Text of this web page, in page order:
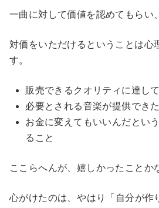
一曲に対して価値を認めてもらい、
対価をいただけるということは心
す。
販売できるクオリティに達し
必要とされる音楽が提供でき
お金に変えてもいいんだとい
ること
ここらへんが、嬉しかったことか
心がけたのは、やはり「自分が